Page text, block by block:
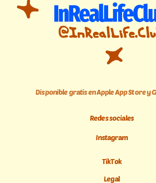
Disponible gratis en Apple App Store y
Redes sociales
Instagram
TikTok
Legal